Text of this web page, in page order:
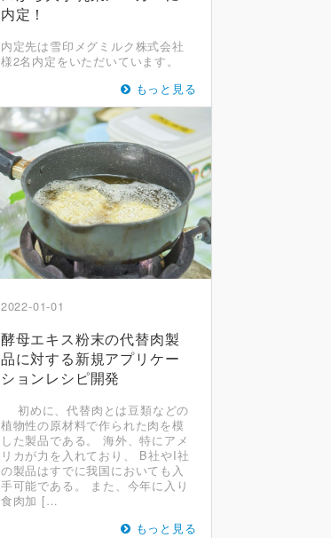
内定！
内定先は雪印メグミルク株式会社
様2名内定をいただいています。
もっと見る
2022-01-01
酵母エキス粉末の代替肉製
品に対する新規アプリケー
ションレシピ開発
初めに、代替肉とは豆類などの
植物性の原材料で作られた肉を模
した製品である。 海外、特にアメ
リカが力を入れており、 B社やI社
の製品はすでに我国においても入
手可能である。 また、今年に入り
食肉加 […
もっと見る